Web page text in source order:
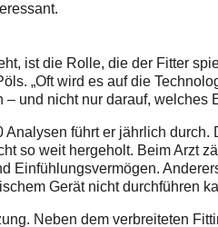
ist die Rolle, die der Fitter
„Oft wird es auf die
und nicht nur darauf, welches
führt er jährlich
so weit hergeholt. Beim Arzt
Einfühlungsvermögen.
Gerät nicht durchführen
Neben dem verbreiteten